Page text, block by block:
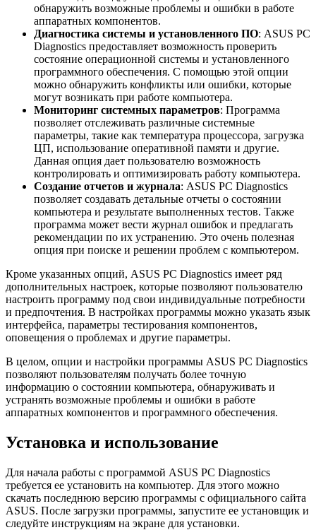
обнаружить возможные проблемы и ошибки в работе
аппаратных компонентов.
Диагностика системы и установленного ПО: ASUS PC
Diagnostics предоставляет возможность проверить
состояние операционной системы и установленного
программного обеспечения. С помощью этой опции
можно обнаружить конфликты или ошибки, которые
могут возникать при работе компьютера.
Мониторинг системных параметров: Программа
позволяет отслеживать различные системные
параметры, такие как температура процессора, загрузка
ЦП, использование оперативной памяти и другие.
Данная опция дает пользователю возможность
контролировать и оптимизировать работу компьютера.
Создание отчетов и журнала: ASUS PC Diagnostics
позволяет создавать детальные отчеты о состоянии
компьютера и результате выполненных тестов. Также
программа может вести журнал ошибок и предлагать
рекомендации по их устранению. Это очень полезная
опция при поиске и решении проблем с компьютером.
Кроме указанных опций, ASUS PC Diagnostics имеет ряд
дополнительных настроек, которые позволяют пользователю
настроить программу под свои индивидуальные потребности
и предпочтения. В настройках программы можно указать язык
интерфейса, параметры тестирования компонентов,
оповещения о проблемах и другие параметры.
В целом, опции и настройки программы ASUS PC Diagnostics
позволяют пользователям получать более точную
информацию о состоянии компьютера, обнаруживать и
устранять возможные проблемы и ошибки в работе
аппаратных компонентов и программного обеспечения.
Установка и использование
Для начала работы с программой ASUS PC Diagnostics
требуется ее установить на компьютер. Для этого можно
скачать последнюю версию программы с официального сайта
ASUS. После загрузки программы, запустите ее установщик и
следуйте инструкциям на экране для установки.